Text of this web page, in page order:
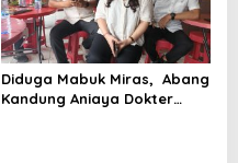
Diduga Mabuk Miras, Abang
Kandung Aniaya Dokter